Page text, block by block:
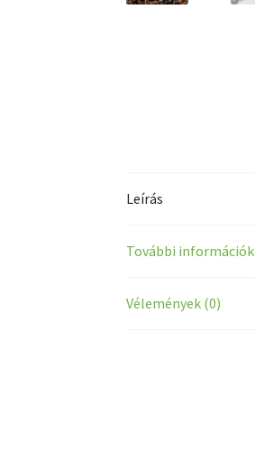
Leírás
További információk
Vélemények (0)